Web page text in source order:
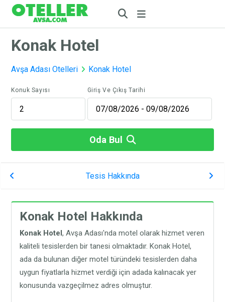
Konak Hotel
Avşa Adası Otelleri Konak Hotel
Konuk Sayısı Giriş Ve Çıkış Tarihi
Oda Bul
Tesis Hakkında
Konak Hotel Hakkında
Konak Hotel, Avşa Adası'nda motel olarak hizmet veren
kaliteli tesislerden bir tanesi olmaktadır. Konak Hotel,
ada da bulunan diğer motel türündeki tesislerden daha
uygun fiyatlarla hizmet verdiği için adada kalınacak yer
konusunda vazgeçilmez adres olmuştur.